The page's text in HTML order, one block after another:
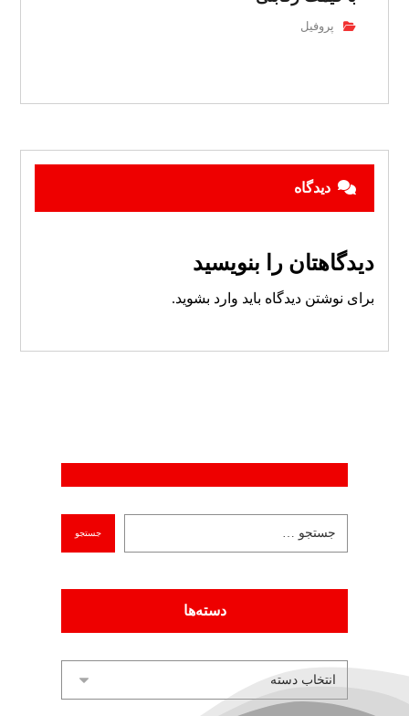
پروفیل
دیدگاه
دیدگاهتان را بنویسید
برای نوشتن دیدگاه باید وارد بشوید.
دسته‌ها